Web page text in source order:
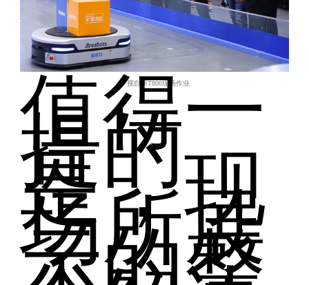
旷视自研T800现场作业
值得一
提的
是，现
场所展
示的整